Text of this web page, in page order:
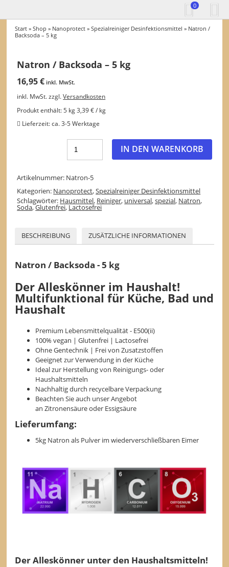
0
Start »Shop » Nanoprotect »Spezialreiniger Desinfektionsmittel » Natron /
Backsoda – 5 kg
Natron / Backsoda – 5 kg
16,95€ inkl. MwSt.
inkl. MwSt. zzgl.Versandkosten
Produkt enthält: 5 kg 3,39€/ kg
Lieferzeit:ca. 3-5 Werktage
IN DEN WARENKORB
Artikelnummer: Natron-5
Kategorien: Nanoprotect,Spezialreiniger Desinfektionsmittel
Schlagwörter: Hausmittel, Reiniger, universal,spezial, Natron,
Soda,Glutenfrei, Lactosefrei
BESCHREIBUNG ZUSÄTZLICHE INFORMATIONEN
Natron / Backsoda - 5 kg
Der Alleskönner im Haushalt!
Multifunktional für Küche, Bad und
Haushalt
Premium Lebensmittelqualität - E500(ii)
100% vegan | Glutenfrei | Lactosefrei
Ohne Gentechnik | Frei von Zusatzstoffen
Geeignet zur Verwendung in der Küche
Ideal zur Herstellung von Reinigungs- oder
Haushaltsmitteln
Nachhaltig durch recycelbare Verpackung
Beachten Sie auch unser Angebot
an Zitronensäure oder Essigsäure
Lieferumfang:
5kg Natron als Pulver im wiederverschließbaren Eimer
Der Alleskönner unter den Haushaltsmitteln!